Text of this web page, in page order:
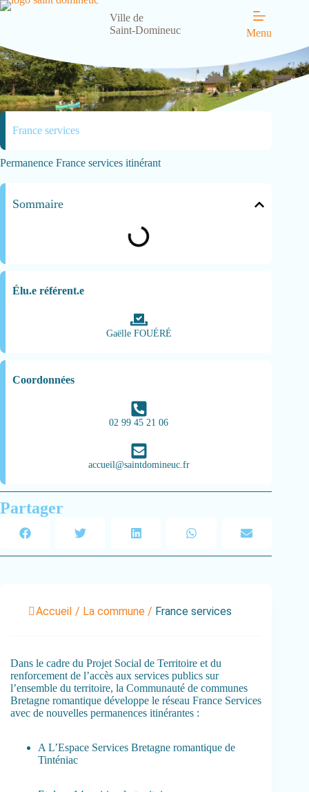
Ville de
Saint-Domineuc
Menu
France services
Permanence France services itinérant
Sommaire
Élu.e référent.e
Gaëlle FOUÉRÉ
Coordonnées
02 99 45 21 06
accueil@saintdomineuc.fr
Partager
Accueil / La commune / France services
Dans le cadre du Projet Social de Territoire et du
renforcement de l’accès aux services publics sur
l’ensemble du territoire, la Communauté de communes
Bretagne romantique développe le réseau France Services
avec de nouvelles permanences itinérantes :
A L’Espace Services Bretagne romantique de
Tinténiac